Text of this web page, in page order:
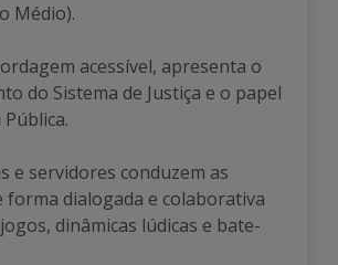
Médio).
acessível, apresenta o
do Sistema de Justiça e o papel
Pública.
e servidores conduzem as
forma dialogada e colaborativa
dinâmicas lúdicas e bate-